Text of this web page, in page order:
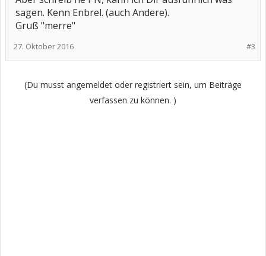
sagen. Kenn Enbrel. (auch Andere).
Gruß "merre"
#3
27. Oktober 2016
(Du musst angemeldet oder registriert sein, um Beiträge
verfassen zu können. )